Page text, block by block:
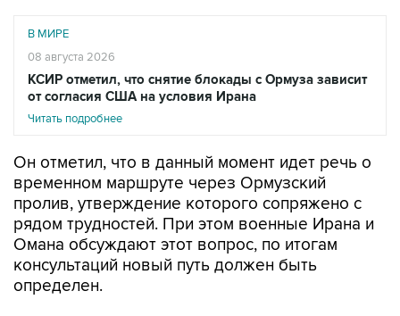
В МИРЕ
08 августа 2026
КСИР отметил, что снятие блокады с Ормуза зависит
от согласия США на условия Ирана
Читать подробнее
Он отметил, что в данный момент идет речь о
временном маршруте через Ормузский
пролив, утверждение которого сопряжено с
рядом трудностей. При этом военные Ирана и
Омана обсуждают этот вопрос, по итогам
консультаций новый путь должен быть
определен.